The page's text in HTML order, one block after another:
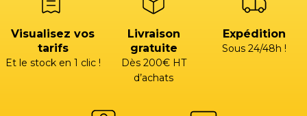
Visualisez vos
tarifs
Et le stock en 1 clic !
Livraison
gratuite
Dès 200€ HT
d’achats
Expédition
Sous 24/48h !